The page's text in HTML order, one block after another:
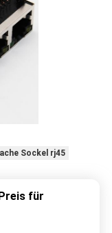
Sockel rj45
für